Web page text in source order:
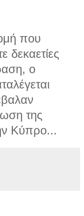
που
δεκαετίες
ο
της
Κύπρο...